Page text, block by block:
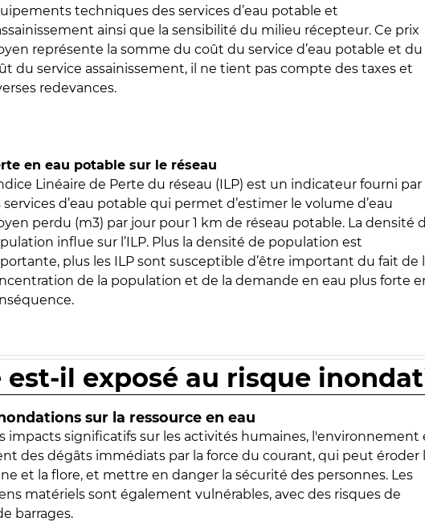
techniques des services d’eau potable et
ainsi que la sensibilité du milieu récepteur. Ce prix
représente la somme du coût du service d’eau potable et du
du service assainissement, il ne tient pas compte des taxes et
redevances.
en eau potable sur le réseau
Linéaire de Perte du réseau (ILP) est un indicateur fourni par
services d’eau potable qui permet d’estimer le volume d’eau
perdu (m3) par jour pour 1 km de réseau potable. La densité
influe sur l’ILP. Plus la densité de population est
plus les ILP sont susceptible d’être important du fait de
de la population et de la demande en eau plus forte
il exposé au risque
sur la ressource en eau
impacts significatifs sur les activités humaines, l'environnement
des dégâts immédiats par la force du courant, qui peut éroder
et la flore, et mettre en danger la sécurité des personnes. Les
matériels sont également vulnérables, avec des risques de
barrages.